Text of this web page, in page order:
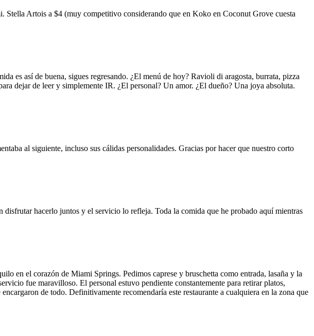
Artois a $4 (muy competitivo considerando que en Koko en Coconut Grove cuesta
es así de buena, sigues regresando. ¿El menú de hoy? Ravioli di aragosta, burrata, pizza
dejar de leer y simplemente IR. ¿El personal? Un amor. ¿El dueño? Una joya absoluta.
al siguiente, incluso sus cálidas personalidades. Gracias por hacer que nuestro corto
hacerlo juntos y el servicio lo refleja. Toda la comida que he probado aquí mientras
en el corazón de Miami Springs. Pedimos caprese y bruschetta como entrada, lasaña y la
fue maravilloso. El personal estuvo pendiente constantemente para retirar platos,
de todo. Definitivamente recomendaría este restaurante a cualquiera en la zona que